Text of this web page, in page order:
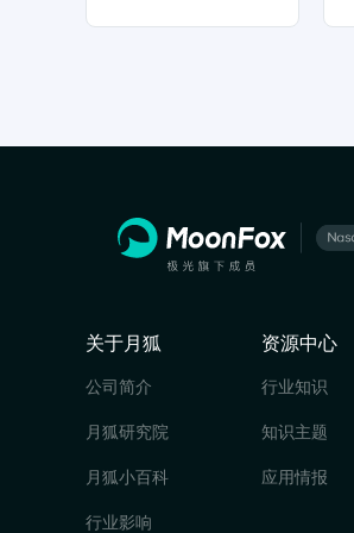
关于月狐
公司简介
月狐研究院
月狐小百科
行业影响
资源中心
行业知识
知识主题
应用情报